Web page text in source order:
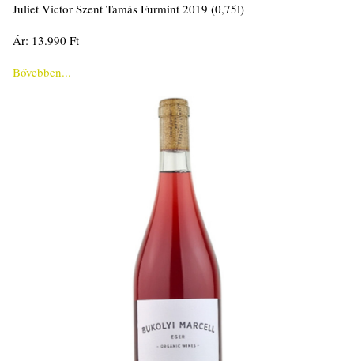
Juliet Victor Szent Tamás Furmint 2019 (0,75l)
Ár: 13.990 Ft
Bővebben...